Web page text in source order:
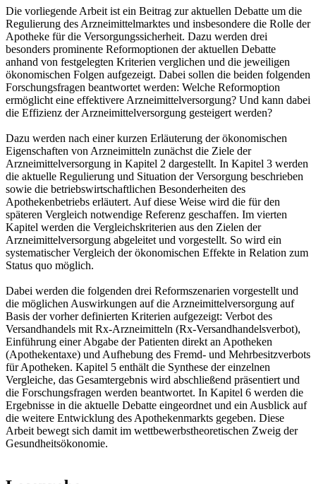
Die vorliegende Arbeit ist ein Beitrag zur aktuellen Debatte um die
Regulierung des Arzneimittelmarktes und insbesondere die Rolle der
Apotheke für die Versorgungssicherheit. Dazu werden drei
besonders prominente Reformoptionen der aktuellen Debatte
anhand von festgelegten Kriterien verglichen und die jeweiligen
ökonomischen Folgen aufgezeigt. Dabei sollen die beiden folgenden
Forschungsfragen beantwortet werden: Welche Reformoption
ermöglicht eine effektivere Arzneimittelversorgung? Und kann dabei
die Effizienz der Arzneimittelversorgung gesteigert werden?
Dazu werden nach einer kurzen Erläuterung der ökonomischen
Eigenschaften von Arzneimitteln zunächst die Ziele der
Arzneimittelversorgung in Kapitel 2 dargestellt. In Kapitel 3 werden
die aktuelle Regulierung und Situation der Versorgung beschrieben
sowie die betriebswirtschaftlichen Besonderheiten des
Apothekenbetriebs erläutert. Auf diese Weise wird die für den
späteren Vergleich notwendige Referenz geschaffen. Im vierten
Kapitel werden die Vergleichskriterien aus den Zielen der
Arzneimittelversorgung abgeleitet und vorgestellt. So wird ein
systematischer Vergleich der ökonomischen Effekte in Relation zum
Status quo möglich.
Dabei werden die folgenden drei Reformszenarien vorgestellt und
die möglichen Auswirkungen auf die Arzneimittelversorgung auf
Basis der vorher definierten Kriterien aufgezeigt: Verbot des
Versandhandels mit Rx-Arzneimitteln (Rx-Versandhandelsverbot),
Einführung einer Abgabe der Patienten direkt an Apotheken
(Apothekentaxe) und Aufhebung des Fremd- und Mehrbesitzverbots
für Apotheken. Kapitel 5 enthält die Synthese der einzelnen
Vergleiche, das Gesamtergebnis wird abschließend präsentiert und
die Forschungsfragen werden beantwortet. In Kapitel 6 werden die
Ergebnisse in die aktuelle Debatte eingeordnet und ein Ausblick auf
die weitere Entwicklung des Apothekenmarkts gegeben. Diese
Arbeit bewegt sich damit im wettbewerbstheoretischen Zweig der
Gesundheitsökonomie.